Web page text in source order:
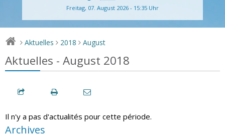
Freitag, 07. August 2026 - 15:35 Uhr
> Aktuelles > 2018 > August
Aktuelles - August 2018
Il n'y a pas d'actualités pour cette période.
Archives